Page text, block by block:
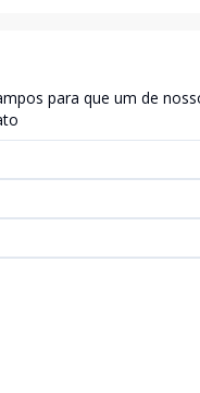
para que um de